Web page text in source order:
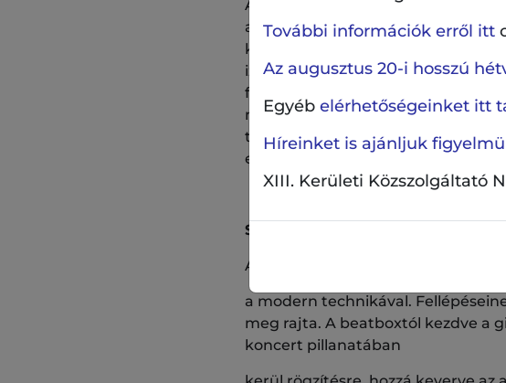
A 4Winds kamarazenei formáció
akik nagy örömmel vetik bele
kompozíciókból áll, de
izgalmas átiratot készítsenek és
felnőtt közönségnek egyaránt.
megszerettetése minél szélesebb
törekednek, hogy ötvözzék a
emberhez szólhassanak zenéjükön
Sárbogár Duó (ének, gitár, looper)
A duó 2017 óta működik ebben a
a modern technikával.
meg rajta. A beatboxtól kezdve a
koncert pillanatában
További információk erről itt
Az augusztus 20-i hosszú
Egyéb elérhetőségeinket itt
Híreinket is ajánljuk
XIII. Kerületi Közszolgáltató